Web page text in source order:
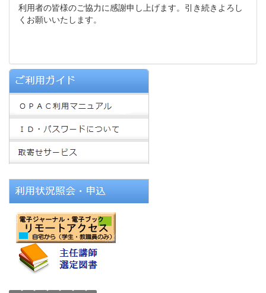
利用者の皆様のご協力に感謝申し上げます。引き続きよろし
くお願いいたします。